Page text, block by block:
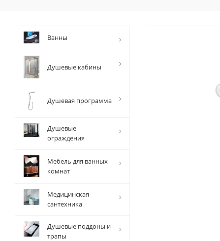
Ванны
Душевые кабины
Душевая программа
Душевые
ограждения
Мебель для ванных
комнат
Медицинская
сантехника
Душевые поддоны и
трапы